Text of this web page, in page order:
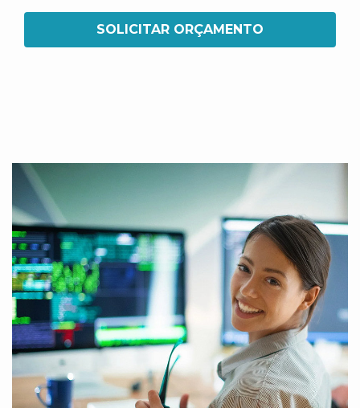
SOLICITAR ORÇAMENTO